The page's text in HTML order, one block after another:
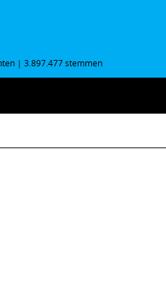
| 3.897.477 stemmen